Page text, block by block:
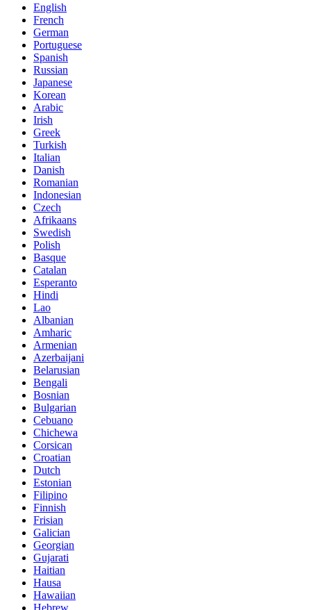
English
French
German
Portuguese
Spanish
Russian
Japanese
Korean
Arabic
Irish
Greek
Turkish
Italian
Danish
Romanian
Indonesian
Czech
Afrikaans
Swedish
Polish
Basque
Catalan
Esperanto
Hindi
Lao
Albanian
Amharic
Armenian
Azerbaijani
Belarusian
Bengali
Bosnian
Bulgarian
Cebuano
Chichewa
Corsican
Croatian
Dutch
Estonian
Filipino
Finnish
Frisian
Galician
Georgian
Gujarati
Haitian
Hausa
Hawaiian
Hebrew